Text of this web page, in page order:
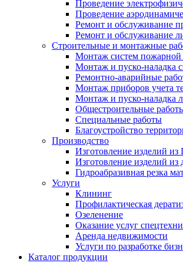
Проведение
Проведение
Ремонт и обслуживание
Ремонт и обслуживание
Строительные и монтажные
Монтаж систем пожарной
Монтаж и пуско-наладка
Ремонтно-аварийные
Монтаж приборов учета
Монтаж и пуско-наладка
Общестроительные
Специальные работы
Благоустройство
Производство
Изготовление изделий
Изготовление изделий из
Гидроабразивная резка
Услуги
Клининг
Профилактическая
Озеленение
Оказание услуг
Аренда недвижимости
Услуги по разработке
Каталог продукции